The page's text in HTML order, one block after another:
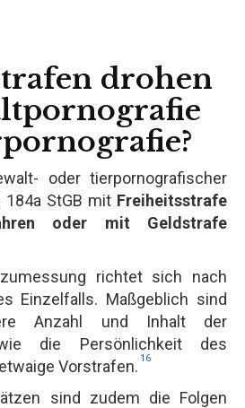
drohen
oder tierpornografischer
StGB mit Freiheitsstrafe
oder mit Geldstrafe
richtet sich nach
Einzelfalls. Maßgeblich sind
Anzahl und Inhalt der
die Persönlichkeit des
Vorstrafen. 16
sind zudem die Folgen